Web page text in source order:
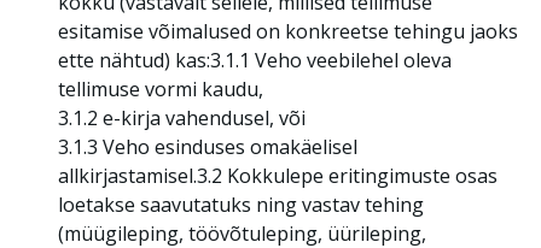
esitamise võimalused on konkreetse tehingu jaoks
ette nähtud) kas:3.1.1 Veho veebilehel oleva
tellimuse vormi kaudu,
3.1.2 e-kirja vahendusel, või
3.1.3 Veho esinduses omakäelisel
allkirjastamisel.3.2 Kokkulepe eritingimuste osas
loetakse saavutatuks ning vastav tehing
(müügileping, töövõtuleping, üürileping,